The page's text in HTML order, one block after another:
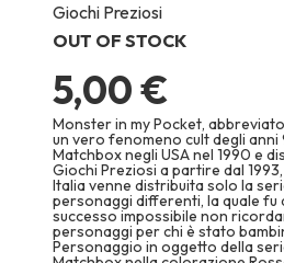
images
gallery
Giochi Preziosi
OUT OF STOCK
5,00 €
Monster in my Pocket,
un vero fenomeno cult degli
Matchbox negli USA nel 1990 e
Giochi Preziosi a partire dal
Italia venne distribuita solo la
personaggi differenti, la quale fu
successo impossibile non
personaggi per chi è stato
Personaggio in oggetto della